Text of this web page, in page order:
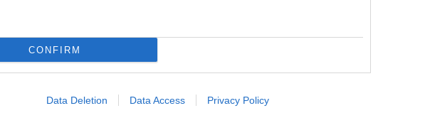
CONFIRM
Data Deletion Data Access Privacy Policy
Kövess minket a
Még több